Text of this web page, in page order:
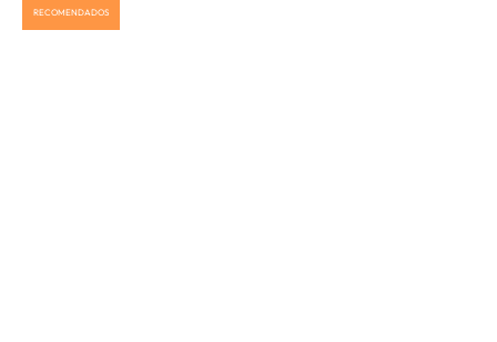
RECOMENDADOS